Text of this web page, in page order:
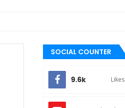
SOCIAL COUNTER
9.6k Likes